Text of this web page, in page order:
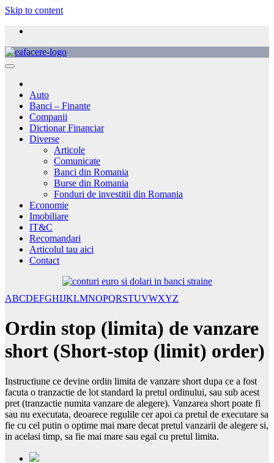
Skip to content
Auto
Banci – Finante
Companii
Dictionar Financiar
Diverse
Articole
Comunicate
Banci din Romania
Burse din Romania
Fonduri de investitii din Romania
Economie
Imobiliare
IT&C
Recomandari
Articolul tau aici
Contact
ABCDEFGHIJKLMNOPQRSTUVWXYZ
Ordin stop (limita) de vanzare
short (Short-stop (limit) order)
Instructiune ce devine ordin limita de vanzare short dupa ce a fost
facuta o tranzactie de lot standard la pretul ordinului, sau sub acest
pret (tranzactie numita vanzare de alegere). Vanzarea short poate fi
sau nu executata, deoarece regulile cer apoi ca pretul de executare sa
fie cu cel putin o optime mai mare decat pretul vanzarii de alegere si,
in acelasi timp, sa fie mai mare sau egal cu pretul limita.